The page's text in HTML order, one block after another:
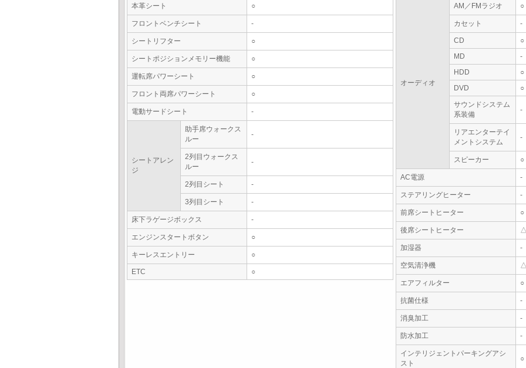
本革シート ○
フロントベンチシート -
シートリフター ○
シートポジションメモリー機能 ○
運転席パワーシート ○
フロント両席パワーシート ○
電動サードシート -
シートアレン
ジ
助手席ウォークス
ルー
-
2列目ウォークス
ルー
-
2列目シート -
3列目シート -
床下ラゲージボックス -
エンジンスタートボタン ○
キーレスエントリー ○
ETC ○
オーディオ
AM／FMラジオ ○
カセット -
CD
○
MD
-
HDD
○
DVD
○
サウンドシステム
系装備
-
リアエンターテイ
メントシステム
-
スピーカー ○
AC電源 -
ステアリングヒーター -
前席シートヒーター ○
後席シートヒーター
加湿器 -
空気清浄機
エアフィルター ○
抗菌仕様 -
消臭加工 -
防水加工 -
インテリジェントパーキングアシ
スト
○